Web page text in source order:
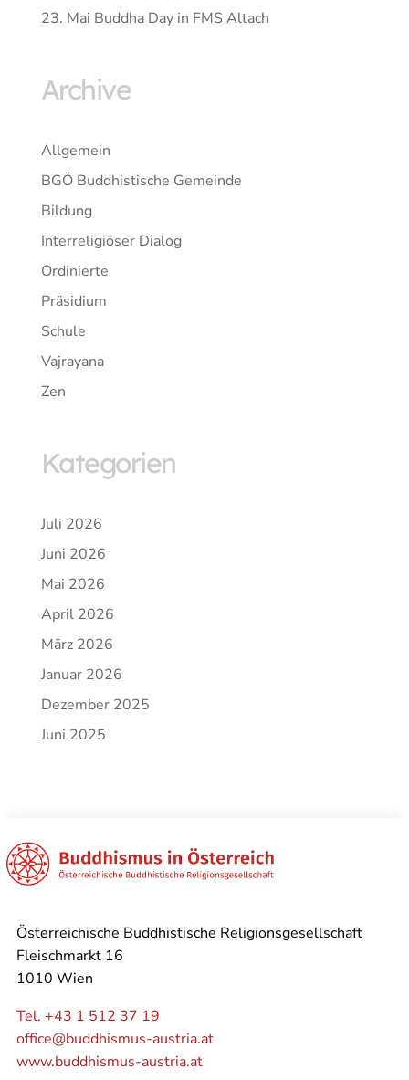
23. Mai Buddha Day in FMS Altach
Archive
Allgemein
BGÖ Buddhistische Gemeinde
Bildung
Interreligiöser Dialog
Ordinierte
Präsidium
Schule
Vajrayana
Zen
Kategorien
Juli 2026
Juni 2026
Mai 2026
April 2026
März 2026
Januar 2026
Dezember 2025
Juni 2025
Österreichische Buddhistische Religionsgesellschaft
Fleischmarkt 16
1010 Wien
Tel. +43 1 512 37 19
office@buddhismus-austria.at
www.buddhismus-austria.at